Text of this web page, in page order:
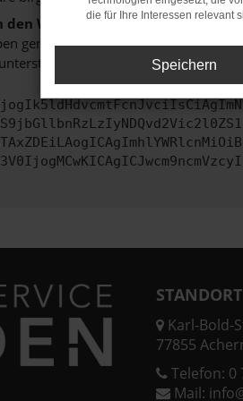
den Webseitenbetreiber.
genannten Schritte versucht hast,
Karl-Bold-
77855
Telefon: 0
Mail:
die für Ihre Interessen relevant
Speichern